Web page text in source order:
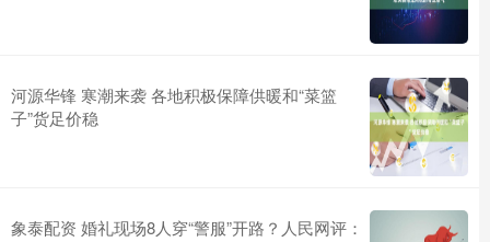
河源华锋 寒潮来袭 各地积极保障供暖和“菜篮
子”货足价稳
象泰配资 婚礼现场8人穿“警服”开路？人民网评：